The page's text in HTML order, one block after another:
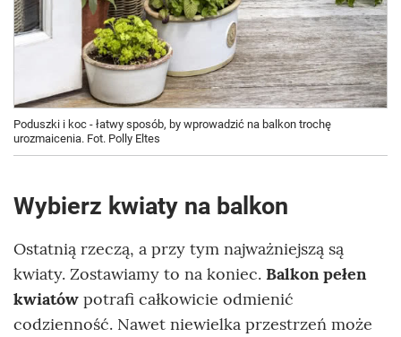
Poduszki i koc - łatwy sposób, by wprowadzić na balkon trochę
urozmaicenia. Fot. Polly Eltes
Wybierz kwiaty na balkon
Ostatnią rzeczą, a przy tym najważniejszą są
kwiaty. Zostawiamy to na koniec. Balkon pełen
kwiatów potrafi całkowicie odmienić
codzienność. Nawet niewielka przestrzeń może